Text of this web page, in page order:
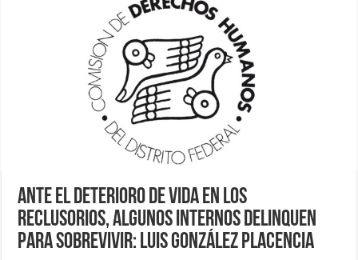
Ante el deterioro de vida en los
reclusorios, algunos internos delinquen
para sobrevivir: Luis González Placencia